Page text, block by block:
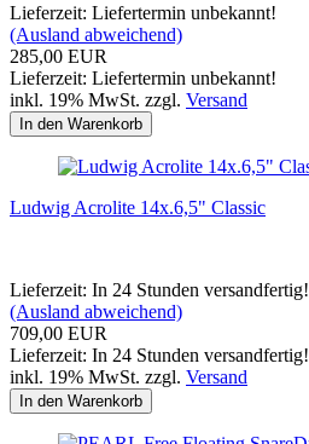
Lieferzeit: Liefertermin unbekannt!
(Ausland abweichend)
285,00 EUR
Lieferzeit: Liefertermin unbekannt!
inkl. 19% MwSt. zzgl. Versand
In den Warenkorb
Ludwig Acrolite 14x.6,5" Classic
Lieferzeit: In 24 Stunden versandfertig!
(Ausland abweichend)
709,00 EUR
Lieferzeit: In 24 Stunden versandfertig!
inkl. 19% MwSt. zzgl. Versand
In den Warenkorb